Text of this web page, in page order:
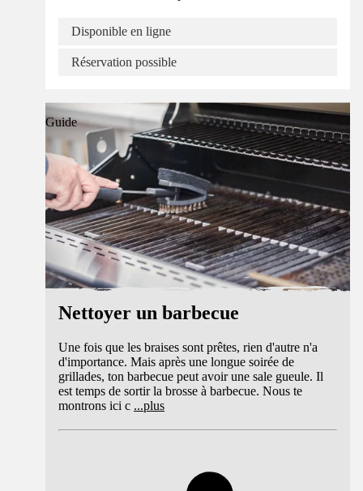
Disponible en ligne
Réservation possible
Guide
Nettoyer un barbecue
Une fois que les braises sont prêtes, rien d'autre n'a
d'importance. Mais après une longue soirée de
grillades, ton barbecue peut avoir une sale gueule. Il
est temps de sortir la brosse à barbecue. Nous te
montrons ici c ...plus